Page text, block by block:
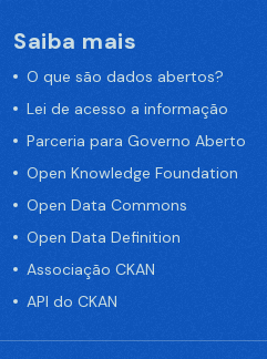
Saiba mais
O que são dados abertos?
Lei de acesso a informação
Parceria para Governo Aberto
Open Knowledge Foundation
Open Data Commons
Open Data Definition
Associação CKAN
API do CKAN